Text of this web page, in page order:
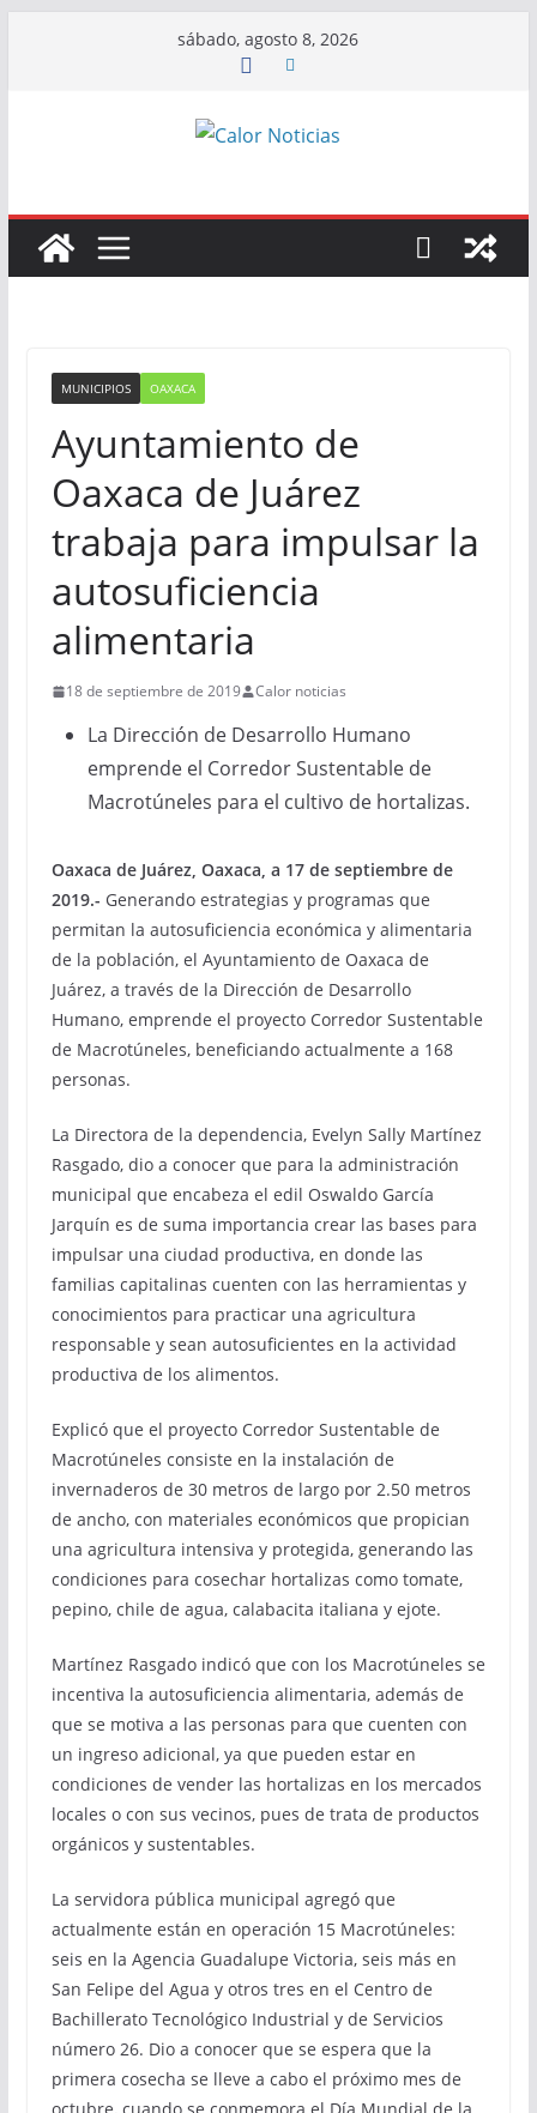
sábado, agosto 8, 2026
MUNICIPIOS OAXACA
Ayuntamiento de
Oaxaca de Juárez
trabaja para impulsar la
autosuficiencia
alimentaria
18 de septiembre de 2019 Calor noticias
La Dirección de Desarrollo Humano
emprende el Corredor Sustentable de
Macrotúneles para el cultivo de hortalizas.
Oaxaca de Juárez, Oaxaca, a 17 de septiembre de
2019.- Generando estrategias y programas que
permitan la autosuficiencia económica y alimentaria
de la población, el Ayuntamiento de Oaxaca de
Juárez, a través de la Dirección de Desarrollo
Humano, emprende el proyecto Corredor Sustentable
de Macrotúneles, beneficiando actualmente a 168
personas.
La Directora de la dependencia, Evelyn Sally Martínez
Rasgado, dio a conocer que para la administración
municipal que encabeza el edil Oswaldo García
Jarquín es de suma importancia crear las bases para
impulsar una ciudad productiva, en donde las
familias capitalinas cuenten con las herramientas y
conocimientos para practicar una agricultura
responsable y sean autosuficientes en la actividad
productiva de los alimentos.
Explicó que el proyecto Corredor Sustentable de
Macrotúneles consiste en la instalación de
invernaderos de 30 metros de largo por 2.50 metros
de ancho, con materiales económicos que propician
una agricultura intensiva y protegida, generando las
condiciones para cosechar hortalizas como tomate,
pepino, chile de agua, calabacita italiana y ejote.
Martínez Rasgado indicó que con los Macrotúneles se
incentiva la autosuficiencia alimentaria, además de
que se motiva a las personas para que cuenten con
un ingreso adicional, ya que pueden estar en
condiciones de vender las hortalizas en los mercados
locales o con sus vecinos, pues de trata de productos
orgánicos y sustentables.
La servidora pública municipal agregó que
actualmente están en operación 15 Macrotúneles:
seis en la Agencia Guadalupe Victoria, seis más en
San Felipe del Agua y otros tres en el Centro de
Bachillerato Tecnológico Industrial y de Servicios
número 26. Dio a conocer que se espera que la
primera cosecha se lleve a cabo el próximo mes de